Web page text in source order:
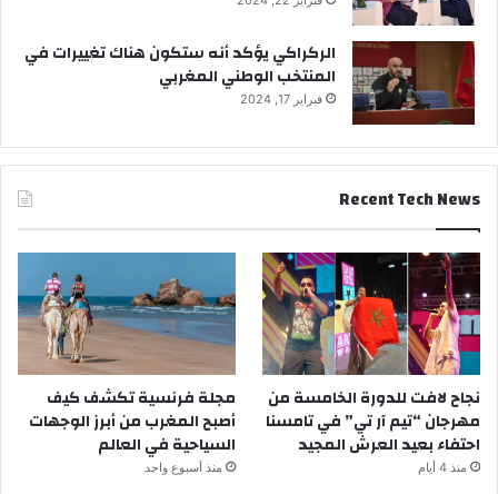
الركراكي يؤكد أنه ستكون هناك تغييرات في
المنتخب الوطني المغربي
فبراير 17, 2024
Recent Tech News
نجاح لافت للدورة الخامسة من
مهرجان “تيم آر تي” في تامسنا
احتفاء بعيد العرش المجيد
منذ 4 أيام
مجلة فرنسية تكشف كيف
أصبح المغرب من أبرز الوجهات
السياحية في العالم
منذ أسبوع واحد